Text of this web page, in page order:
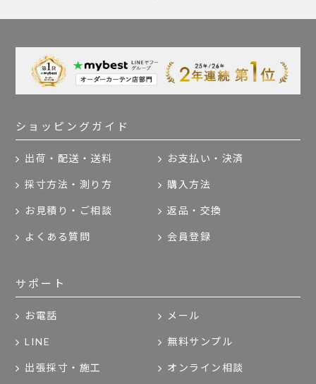
ショッピングガイド
出荷・配送・送料 お支払い・決済
採寸方法・測り方 購入方法
お見積り・ご相談 返品・交換
よくある質問 会員登録
サポート
お電話 メール
LINE 無料サンプル
出張採寸・施工 オンライン相談